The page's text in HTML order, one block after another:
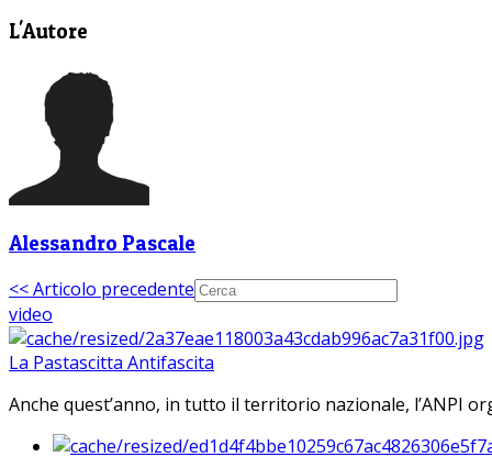
L'Autore
Alessandro Pascale
<< Articolo precedente
video
La Pastascitta Antifascita
Anche quest’anno, in tutto il territorio nazionale, l’ANPI